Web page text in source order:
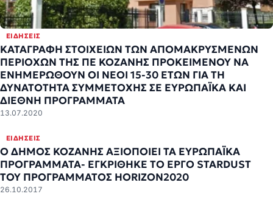
ΕΙΔΉΣΕΙΣ
ΚΑΤΑΓΡΑΦΗ ΣΤΟΙΧΕΙΩΝ ΤΩΝ ΑΠΟΜΑΚΡΥΣΜΕΝΩΝ
ΠΕΡΙΟΧΩΝ ΤΗΣ ΠΕ ΚΟΖΑΝΗΣ ΠΡΟΚΕΙΜΕΝΟΥ ΝΑ
ΕΝΗΜΕΡΩΘΟΥΝ ΟΙ ΝΕΟΙ 15-30 ΕΤΩΝ ΓΙΑ ΤΗ
ΔΥΝΑΤΟΤΗΤΑ ΣΥΜΜΕΤΟΧΗΣ ΣΕ ΕΥΡΩΠΑΪΚΑ ΚΑΙ
ΔΙΕΘΝΗ ΠΡΟΓΡΑΜΜΑΤΑ
13.07.2020
ΕΙΔΉΣΕΙΣ
Ο ΔΗΜΟΣ ΚΟΖΑΝΗΣ ΑΞΙΟΠΟΙΕΙ ΤΑ ΕΥΡΩΠΑΪΚΑ
ΠΡΟΓΡΑΜΜΑΤΑ- ΕΓΚΡΙΘΗΚΕ ΤΟ ΕΡΓΟ STARDUST
ΤΟΥ ΠΡΟΓΡΑΜΜΑΤΟΣ HORIZON2020
26.10.2017